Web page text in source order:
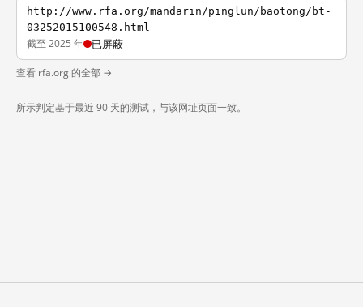
http://www.rfa.org/mandarin/pinglun/baotong/bt-
03252015100548.html
截至 2025 年 已屏蔽
查看 rfa.org 的全部 →
所示判定基于最近 90 天的测试，与该网址页面一致。